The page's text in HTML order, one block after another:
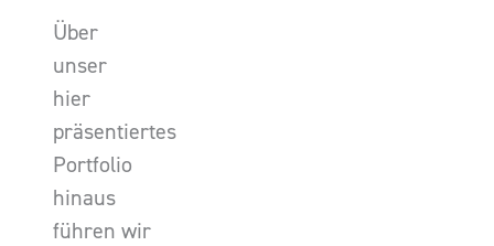
Über
unser
hier
präsentiertes
Portfolio
hinaus
führen wir